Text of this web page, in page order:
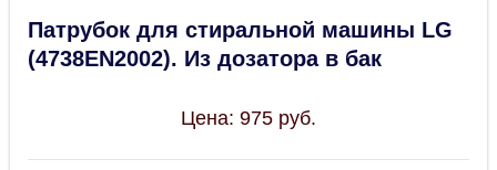
Патрубок для стиральной машины LG
(4738EN2002). Из дозатора в бак
Цена: 975 руб.